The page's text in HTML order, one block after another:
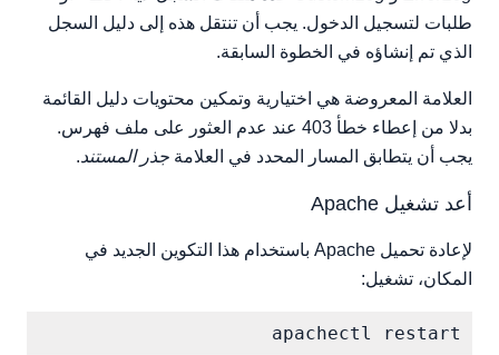
طلبات لتسجيل الدخول. يجب أن تنتقل هذه إلى دليل السجل
الذي تم إنشاؤه في الخطوة السابقة.
العلامة المعروضة هي اختيارية وتمكين محتويات دليل القائمة
بدلا من إعطاء خطأ 403 عند عدم العثور على ملف فهرس.
يجب أن يتطابق المسار المحدد في العلامة جذر المستند.
أعد تشغيل Apache
لإعادة تحميل Apache باستخدام هذا التكوين الجديد في
المكان، تشغيل:
apachectl restart